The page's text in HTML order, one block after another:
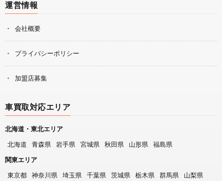
運営情報
会社概要
プライバシーポリシー
加盟店募集
車買取対応エリア
北海道・東北エリア
北海道
青森県 岩手県 宮城県 秋田県 山形県
福島県
関東エリア
東京都
神奈川県 埼玉県 千葉県 茨城県 栃木県 群馬県
山梨県